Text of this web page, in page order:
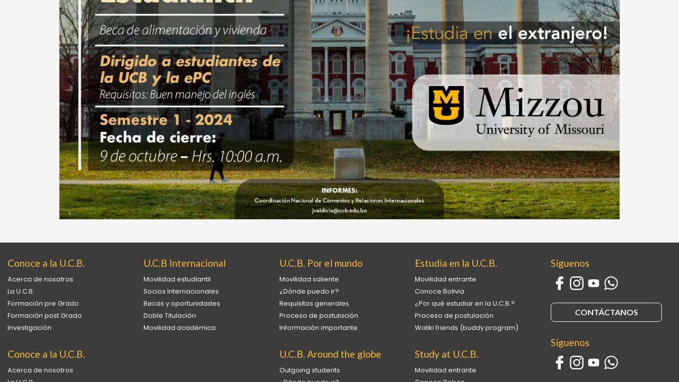
Conoce a la U.C.B.
Acerca de nosotros
La U.C.B.
Formación pre Grado
Formación post Grado
Investigación
Conoce a la U.C.B.
Acerca de nosotros
U.C.B Internacional
Movilidad estudiantil
Socios Internacionales
Becas y oportunidades
Doble Titulación
Movilidad académica
U.C.B. Por el mundo
Movilidad saliente
¿Dónde puedo ir?
Requisitos generales
Proceso de postulación
Información importante
U.C.B. Around the globe
Outgoing students
Estudia en la U.C.B.
Movilidad entrante
Conoce Bolivia
¿Por qué estudiar en la U.C.B.?
Proceso de postulación
Waliki friends (buddy program)
Study at U.C.B.
Movilidad entrante
Síguenos
CONTÁCTANOS
Síguenos